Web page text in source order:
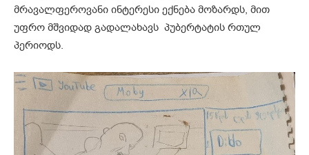
მრავალფეროვანი ინტერესი ექნება მოზარდს, მით
უფრო მშვიდად გადალახავს პუბერტატის რთულ
პერიოდს.